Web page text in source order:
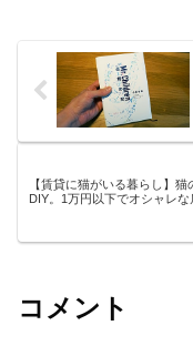
【賃貸に猫がいる暮らし】猫
DIY。1万円以下でオシャレな
コメント